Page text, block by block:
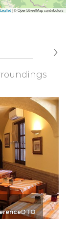
Leaflet|© OpenStreetMap contributors
›